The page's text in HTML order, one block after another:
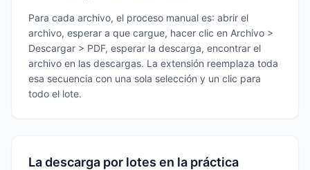
Para cada archivo, el proceso manual es: abrir el
archivo, esperar a que cargue, hacer clic en Archivo >
Descargar > PDF, esperar la descarga, encontrar el
archivo en las descargas. La extensión reemplaza toda
esa secuencia con una sola selección y un clic para
todo el lote.
La descarga por lotes en la práctica